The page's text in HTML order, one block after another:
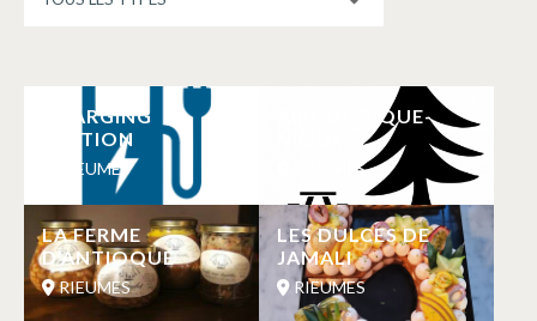
CHARGING
STATION
RIEUMES
AIRE DE PIQUE-
RIEUMES
LA FERME
D’ANTIOQUE
RIEUMES
LES DULCES DE
JAMALI
RIEUMES